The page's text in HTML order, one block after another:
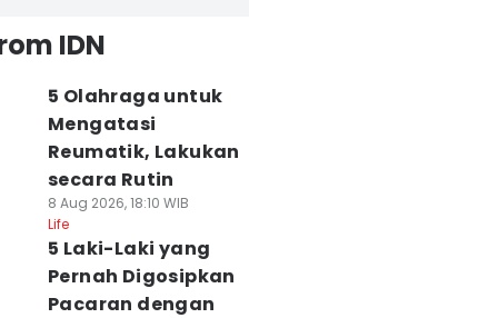
IDN
5 Olahraga untuk
Mengatasi
Reumatik, Lakukan
secara Rutin
8 Aug 2026, 18:10 WIB
Life
5 Laki-Laki yang
Pernah Digosipkan
Pacaran dengan